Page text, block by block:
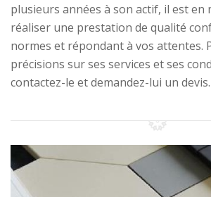
plusieurs années à son actif, il est en
réaliser une prestation de qualité
normes et répondant à vos attentes.
précisions sur ses services et ses
contactez-le et demandez-lui un devis.